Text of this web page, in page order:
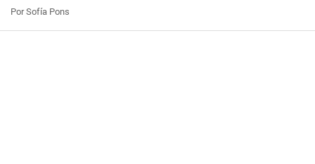
Por Sofía Pons